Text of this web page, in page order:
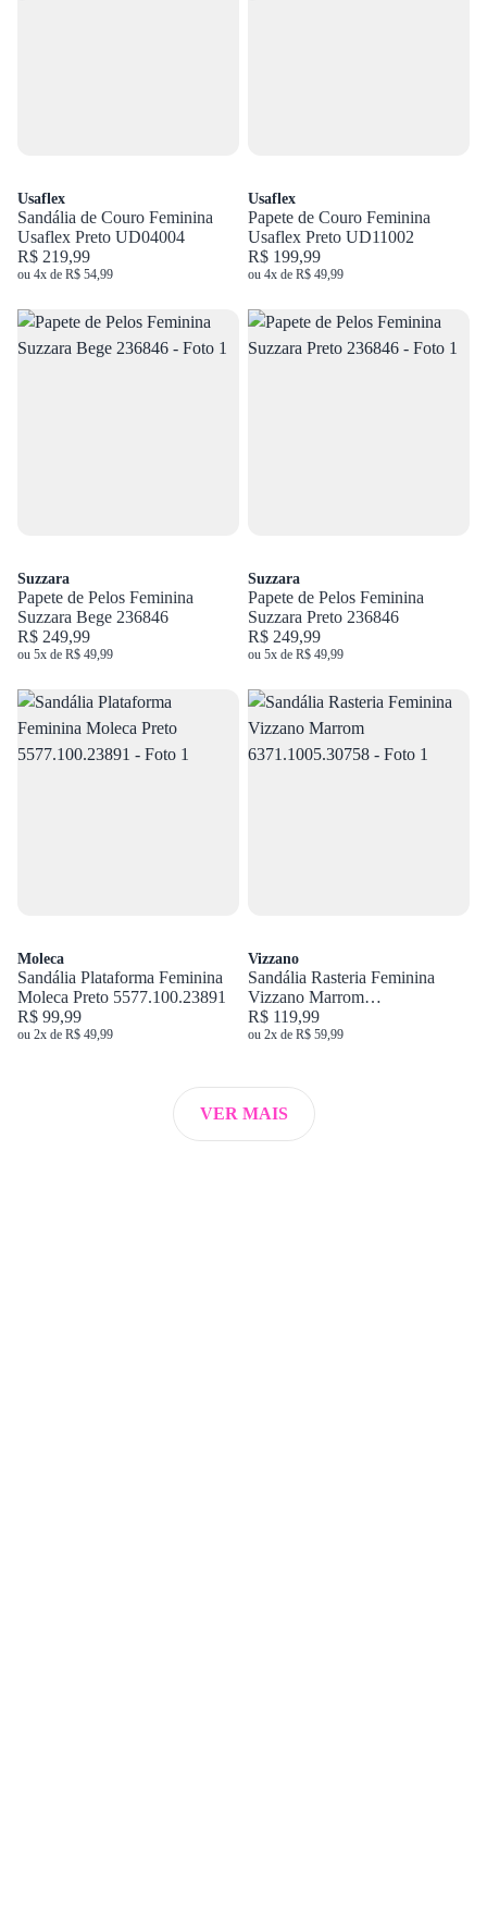
Usaflex
Sandália de Couro Feminina
Usaflex Preto UD04004
R$ 219,99
ou 4x de R$ 54,99
Usaflex
Papete de Couro Feminina
Usaflex Preto UD11002
R$ 199,99
ou 4x de R$ 49,99
Suzzara
Papete de Pelos Feminina
Suzzara Bege 236846
R$ 249,99
ou 5x de R$ 49,99
Suzzara
Papete de Pelos Feminina
Suzzara Preto 236846
R$ 249,99
ou 5x de R$ 49,99
Moleca
Sandália Plataforma Feminina
Moleca Preto 5577.100.23891
R$ 99,99
ou 2x de R$ 49,99
Vizzano
Sandália Rasteria Feminina
Vizzano Marrom
6371.1005.30758
R$ 119,99
ou 2x de R$ 59,99
VER MAIS